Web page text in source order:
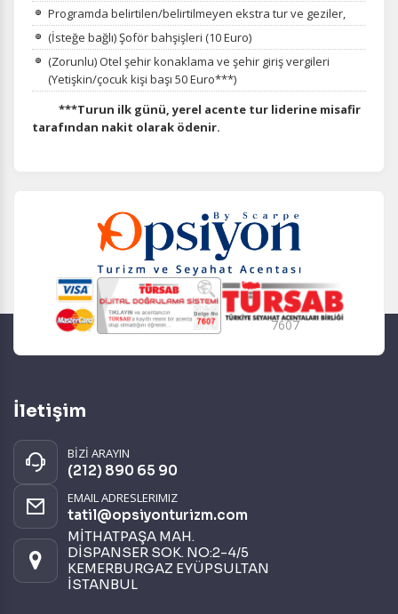
Programda belirtilen/belirtilmeyen ekstra tur ve geziler,
(İsteğe bağlı) Şoför bahşişleri (10 Euro)
(Zorunlu) Otel şehir konaklama ve şehir giriş vergileri
(Yetişkin/çocuk kişi başı 50 Euro***)
***Turun ilk günü, yerel acente tur liderine misafir
tarafından nakit olarak ödenir.
7607
İletişim
BİZİ ARAYIN
(212) 890 65 90
EMAIL ADRESLERIMIZ
tatil@opsiyonturizm.com
MİTHATPAŞA MAH.
DİSPANSER SOK. NO:2-4/5
KEMERBURGAZ EYÜPSULTAN
İSTANBUL